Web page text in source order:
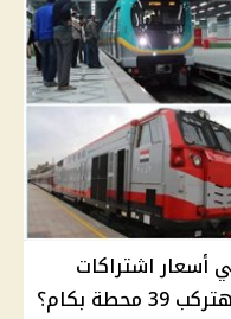
أسعار اشتراكات
بكام؟